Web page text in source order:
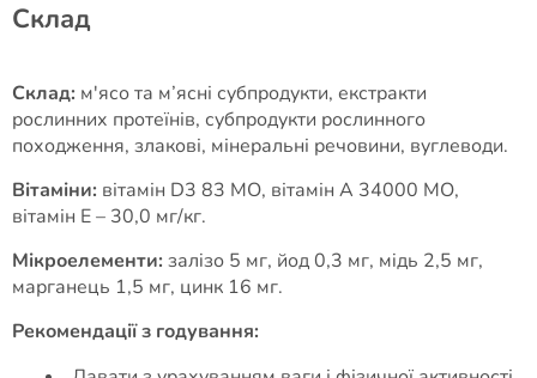
Cклад
Склад: м'ясо та м’ясні субпродукти, екстракти
рослинних протеїнів, субпродукти рослинного
походження, злакові, мінеральні речовини, вуглеводи.
Вітаміни: вітамін D3 83 МО, вітамін A 34000 МО,
вітамін E – 30,0 мг/кг.
Мікроелементи: залiзо 5 мг, йод 0,3 мг, мiдь 2,5 мг,
марганець 1,5 мг, цинк 16 мг.
Рекомендації з годування: